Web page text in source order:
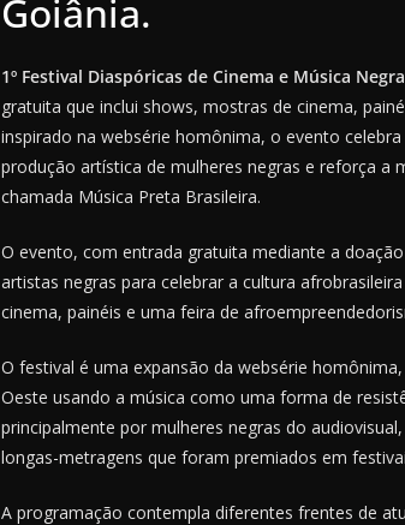
Goiânia.
1º Festival Diaspóricas de Cinema e Música Negra
gratuita que inclui shows, mostras de cinema,
inspirado na websérie homônima, o evento
produção artística de mulheres negras e reforça a
chamada Música Preta Brasileira.
O evento, com entrada gratuita mediante a
artistas negras para celebrar a cultura
cinema, painéis e uma feira de
O festival é uma expansão da websérie
Oeste usando a música como uma forma de
principalmente por mulheres negras do
longas-metragens que foram premiados em
A programação contempla diferentes frentes de